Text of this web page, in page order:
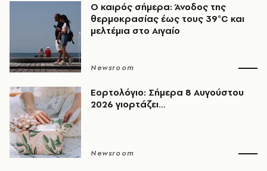
Ο καιρός σήμερα: Άνοδος της
θερμοκρασίας έως τους 39°C και
μελτέμια στο Αιγαίο
Newsroom
Εορτολόγιο: Σήμερα 8 Αυγούστου
2026 γιορτάζει…
Newsroom